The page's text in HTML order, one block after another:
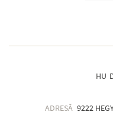
HU
ADRESĂ 9222